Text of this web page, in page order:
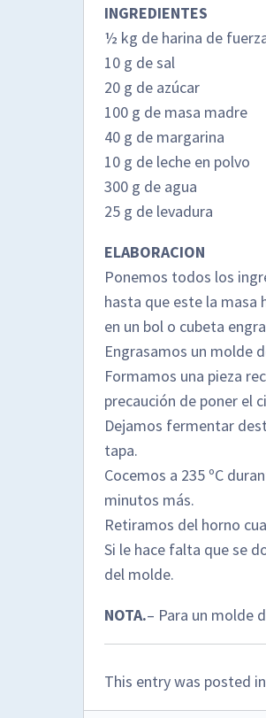
INGREDIENTES
½ kg de harina de
10 g de sal
20 g de azúcar
100 g de masa madre
40 g de margarina
10 g de leche en polvo
300 g de agua
25 g de levadura
ELABORACION
Ponemos todos los
hasta que este la masa
en un bol o cubeta
Engrasamos un molde
Formamos una pieza
precaución de poner el
Dejamos fermentar
tapa.
Cocemos a 235 ºC
minutos más.
Retiramos del horno
Si le hace falta que se
del molde.
NOTA.– Para un molde
This entry was posted in